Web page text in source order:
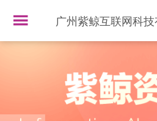
广州紫鲸互联网科技